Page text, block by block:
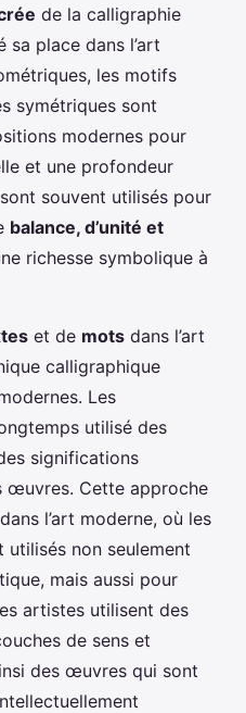
de la calligraphie
place dans l’art
les motifs
symétriques sont
modernes pour
et une profondeur
souvent utilisés pour
balance, d’unité et
richesse symbolique à
et de mots dans l’art
calligraphique
Les
utilisé des
significations
œuvres. Cette approche
l’art moderne, où les
utilisés non seulement
mais aussi pour
artistes utilisent des
de sens et
des œuvres qui sont